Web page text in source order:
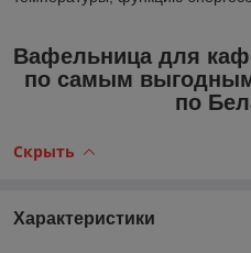
Вафельница для
по самым
по
Скрыть
Характеристики